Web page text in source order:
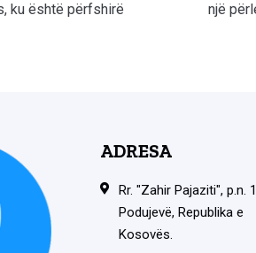
ku është përfshirë
një
ADRESA
Rr. "Zahir Pajaziti", p.n.
Podujevë, Republika e
Kosovës.